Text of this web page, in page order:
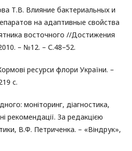
Т.В. Влияние бактериальных и
на адаптивные свойства
восточного //Достижения
– №12. – С.48–52.
ресурси флори України. –
с.
моніторинг, діагностика,
рекомендації. За редакцією
В.Ф. Петриченка. – «Віндрук»,